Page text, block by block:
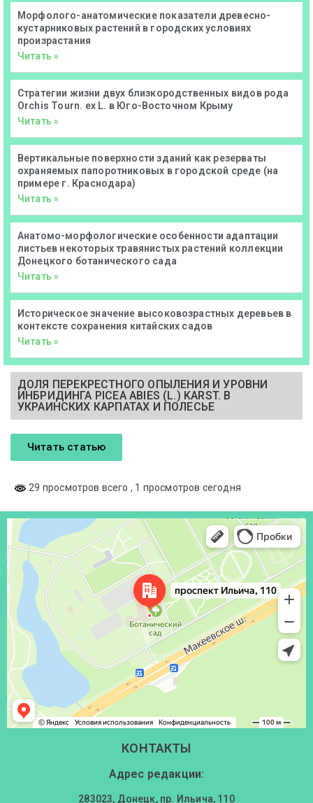
Морфолого-анатомические показатели древесно-
кустарниковых растений в городских условиях
произрастания
Читать »
Стратегии жизни двух близкородственных видов рода
Orchis Tourn. ex L. в Юго-Восточном Крыму
Читать »
Вертикальные поверхности зданий как резерваты
охраняемых папоротниковых в городской среде (на
примере г. Краснодара)
Читать »
Анатомо-морфологические особенности адаптации
листьев некоторых травянистых растений коллекции
Донецкого ботанического сада
Читать »
Историческое значение высоковозрастных деревьев в
контексте сохранения китайских садов
Читать »
ДОЛЯ ПЕРЕКРЕСТНОГО ОПЫЛЕНИЯ И УРОВНИ
ИНБРИДИНГА PICEA ABIES (L.) KARST. В
УКРАИНСКИХ КАРПАТАХ И ПОЛЕСЬЕ
Читать статью
29 просмотров всего , 1 просмотров сегодня
Донецк
Проспект Ильича, 110 — Яндекс Карты
КОНТАКТЫ
Адрес редакции:
283023, Донецк, пр. Ильича, 110